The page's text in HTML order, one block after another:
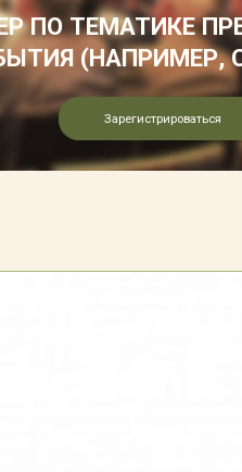
ПО ТЕМАТИКЕ
(НАПРИМЕР,
Зарегистрироваться